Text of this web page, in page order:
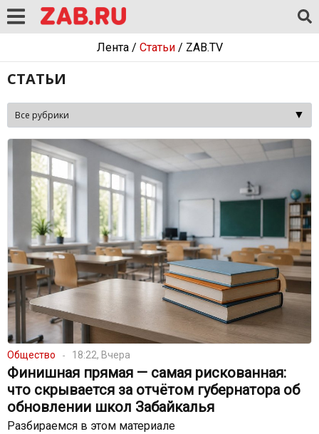
Лента/ Статьи/ ZAB.TV
СТАТЬИ
Общество 18:22, Вчера
Финишная прямая — самая рискованная:
что скрывается за отчётом губернатора об
обновлении школ Забайкалья
Разбираемся в этом материале